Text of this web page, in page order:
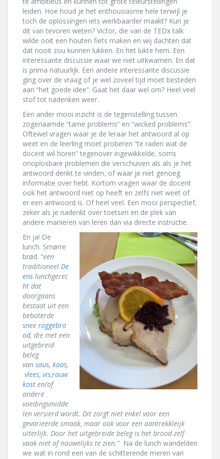
leiden. Hoe houd je het enthousiasme hele terwijl je
toch de oplossingen iets werkbaarder maakt? Kun je
dit van tevoren weten? Victor, die van de TEDx talk
wilde ooit een houten fiets maken en wij dachten dat
dat nooit zou kunnen lukken. En het lukte hem. Een
interessante discussie waar we niet uitkwamen. En dat
is prima natuurlijk. Een andere interessante discussie
ging over de vraag of je wel zoveel tijd moet besteden
aan “het goede idee”. Gaat het daar wel om? Heel veel
stof tot nadenken weer.
Een ander mooi inzicht is de tegenstelling tussen
zogenaamde “tame problems” en “wicked problems”.
Oftewel vragen waar je de leraar het antwoord al op
weet en de leerling moet proberen “te raden wat de
docent wil horen” tegenover ingewikkelde, soms
onoplosbare problemen die verschuiven als als je het
antwoord denkt te vinden, of waar je niet genoeg
informatie over hebt. Kortom vragen waar de docent
ook het antwoord niet op heeft en zelfs niet weet of
er een antwoord is. Of heel veel. Een mooi perspectief,
zeker als je nadenkt over toetsen en de plek van
andere manieren van leren dan via directe instructie.
En ja! De
lunch: Smørre
brød. “een
traditioneel De
ens lunchgerec
ht dat
doorgaans
bestaat uit een
beboterde
snee roggebro
od, die met een
uitgebreid
beleg
van saus, kaas,
vlees, vis,rauw
kost en/of
andere
voedingsmidde
len versierd wordt. Dit zorgt niet enkel voor een
gevarieerde smaak, maar ook voor een aantrekkleijk
uiterlijk. Door het uitgebreide beleg is het brood zelf
vaak niet of nauwelijks te zien.” Na de lunch wandelden
we wat in rond een van de schitterende meren van